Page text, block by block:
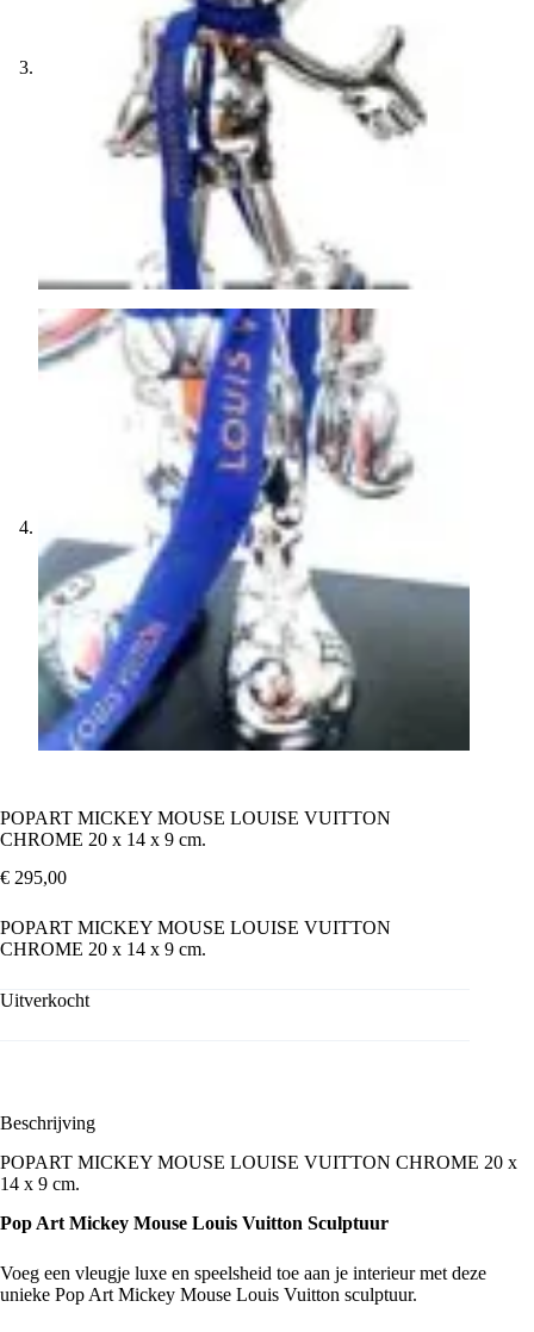
POPART MICKEY MOUSE LOUISE VUITTON
CHROME 20 x 14 x 9 cm.
€ 295,00
POPART MICKEY MOUSE LOUISE VUITTON
CHROME 20 x 14 x 9 cm.
Uitverkocht
Beschrijving
POPART MICKEY MOUSE LOUISE VUITTON CHROME 20 x
14 x 9 cm.
Pop Art Mickey Mouse Louis Vuitton Sculptuur
Voeg een vleugje luxe en speelsheid toe aan je interieur met deze
unieke Pop Art Mickey Mouse Louis Vuitton sculptuur.